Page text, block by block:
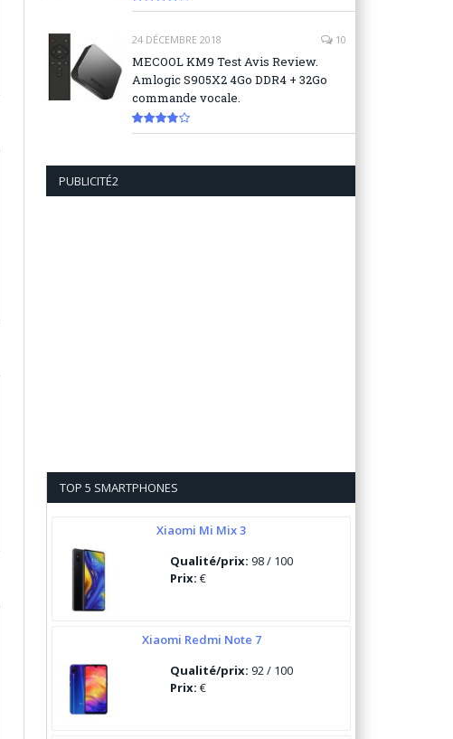
24 DÉCEMBRE 2018 10
MECOOL KM9 Test Avis Review.
Amlogic S905X2 4Go DDR4 + 32Go
commande vocale.
PUBLICITÉ2
TOP 5 SMARTPHONES
Xiaomi Mi Mix 3
Qualité/prix:98 / 100
Prix:€
Xiaomi Redmi Note 7
Qualité/prix:92 / 100
Prix:€